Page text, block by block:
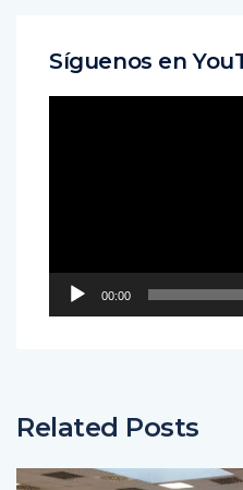
Síguenos en
00:00
Related Posts